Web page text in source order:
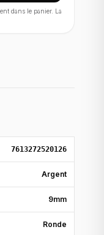
dans le panier. La
7613272520126
Argent
9mm
Ronde